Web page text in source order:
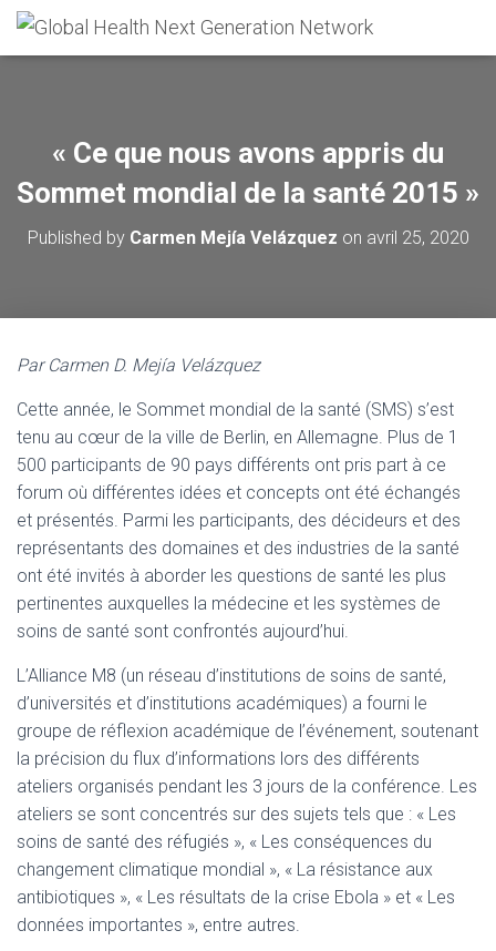
« Ce que nous avons appris du
Sommet mondial de la santé 2015 »
Published by Carmen Mejía Velázquez on avril 25, 2020
Par Carmen D. Mejía Velázquez
Cette année, le Sommet mondial de la santé (SMS) s’est
tenu au cœur de la ville de Berlin, en Allemagne. Plus de 1
500 participants de 90 pays différents ont pris part à ce
forum où différentes idées et concepts ont été échangés
et présentés. Parmi les participants, des décideurs et des
représentants des domaines et des industries de la santé
ont été invités à aborder les questions de santé les plus
pertinentes auxquelles la médecine et les systèmes de
soins de santé sont confrontés aujourd’hui.
L’Alliance M8 (un réseau d’institutions de soins de santé,
d’universités et d’institutions académiques) a fourni le
groupe de réflexion académique de l’événement, soutenant
la précision du flux d’informations lors des différents
ateliers organisés pendant les 3 jours de la conférence. Les
ateliers se sont concentrés sur des sujets tels que : « Les
soins de santé des réfugiés », « Les conséquences du
changement climatique mondial », « La résistance aux
antibiotiques », « Les résultats de la crise Ebola » et « Les
données importantes », entre autres.